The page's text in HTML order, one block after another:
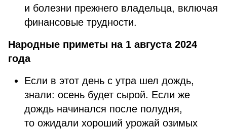
и болезни прежнего владельца, включая
финансовые трудности.
Народные приметы на 1 августа 2024
года
Если в этот день с утра шел дождь,
знали: осень будет сырой. Если же
дождь начинался после полудня,
то ожидали хороший урожай озимых